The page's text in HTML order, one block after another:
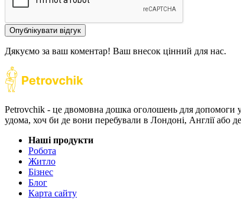
Опублікувати відгук
Дякуємо за ваш коментар! Ваш внесок цінний для нас.
Petrovchik - це двомовна дошка оголошень для допомоги
удома, хоч би де вони перебували в Лондоні, Англії або
Наші продукти
Робота
Житло
Бізнес
Блог
Карта сайту